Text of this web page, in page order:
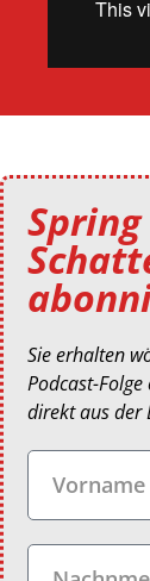
Sie erhalten
Podcast-
direkt aus der